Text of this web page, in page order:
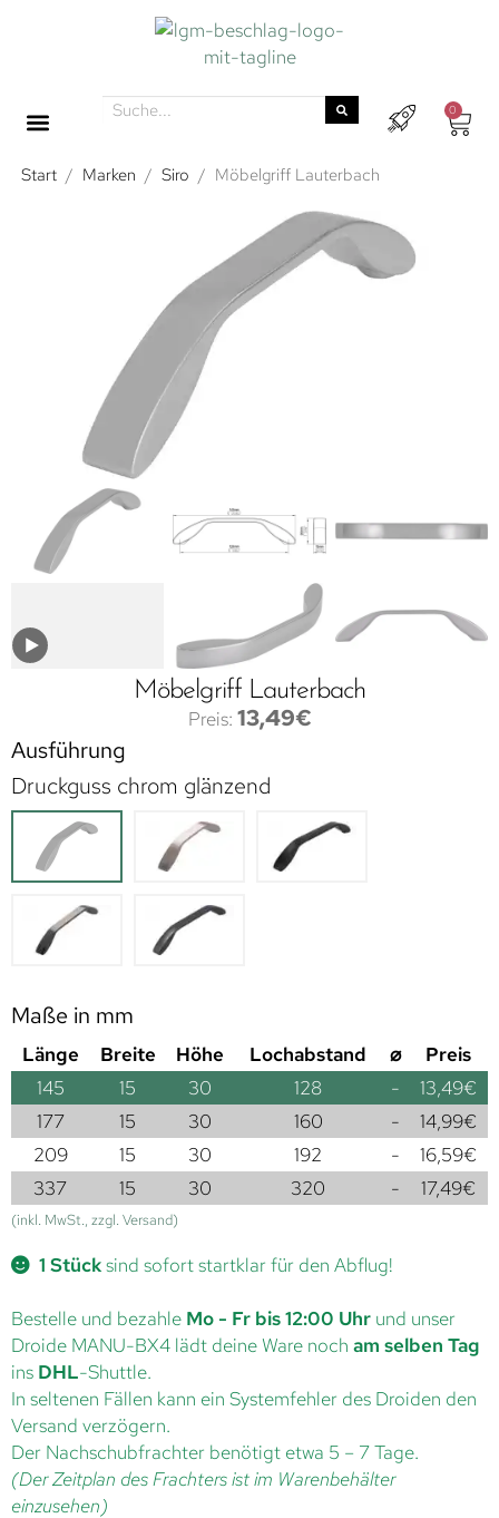
0
Start / Marken / Siro / Möbelgriff Lauterbach
Möbelgriff Lauterbach
13,49€
Ausführung
Druckguss chrom glänzend
Maße in mm
Länge Breite Höhe Lochabstand ⌀
Preis
145
15 30 128 - 13,49€
177
15 30 160 - 14,99€
209
15 30 192 - 16,59€
337
15 30 320 - 17,49€
(inkl. MwSt., zzgl. Versand)
1 Stücksind sofort startklar für den Abflug!
Bestelle und bezahle Mo - Fr bis 12:00 Uhr und unser
Droide MANU-BX4 lädt deine Ware noch am selben Tag
ins DHL-Shuttle.
In seltenen Fällen kann ein Systemfehler des Droiden den
Versand verzögern.
Der Nachschubfrachter benötigt etwa 5 – 7 Tage.
(Der Zeitplan des Frachters ist im Warenbehälter
einzusehen)